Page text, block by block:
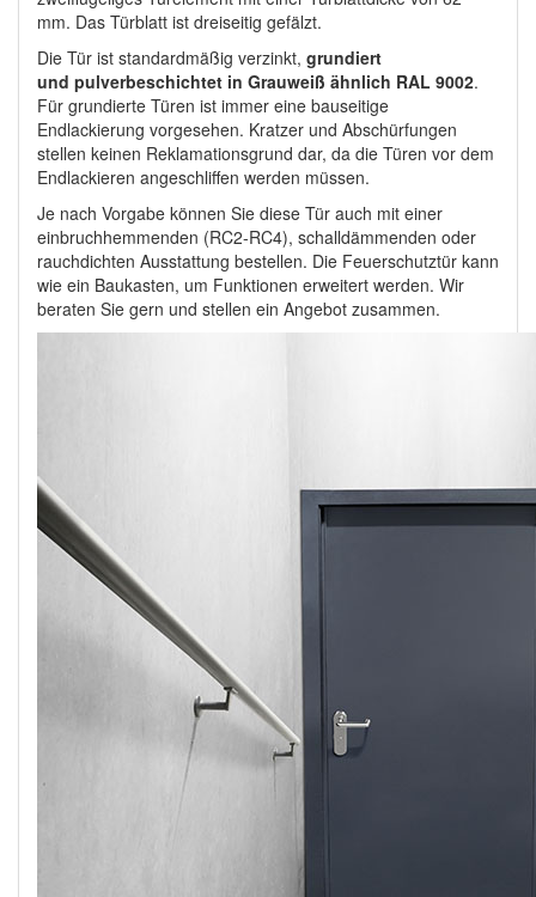
mm. Das Türblatt ist dreiseitig gefälzt.
Die Tür ist standardmäßig verzinkt, grundiert
und pulverbeschichtet in Grauweiß ähnlich RAL 9002.
Für grundierte Türen ist immer eine bauseitige
Endlackierung vorgesehen. Kratzer und Abschürfungen
stellen keinen Reklamationsgrund dar, da die Türen vor dem
Endlackieren angeschliffen werden müssen.
Je nach Vorgabe können Sie diese Tür auch mit einer
einbruchhemmenden (RC2-RC4), schalldämmenden oder
rauchdichten Ausstattung bestellen. Die Feuerschutztür kann
wie ein Baukasten, um Funktionen erweitert werden. Wir
beraten Sie gern und stellen ein Angebot zusammen.